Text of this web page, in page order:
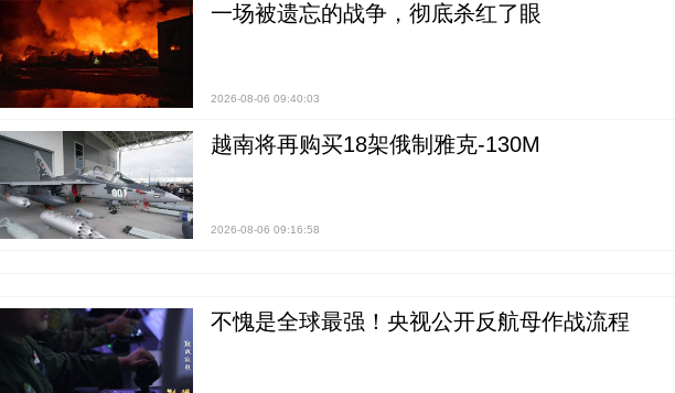
一场被遗忘的战争，彻底杀红了眼
2026-08-06 09:40:03
越南将再购买18架俄制雅克-130M
2026-08-06 09:16:58
不愧是全球最强！央视公开反航母作战流程